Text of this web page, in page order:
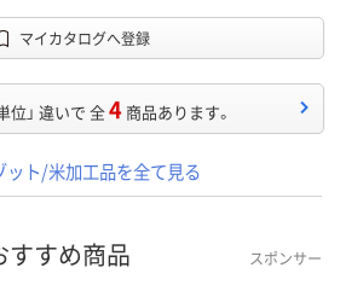
マイカタログへ登録
位」 違いで 全4 商品あります。
ト/米加工品を全て見る
すすめ商品 スポンサー